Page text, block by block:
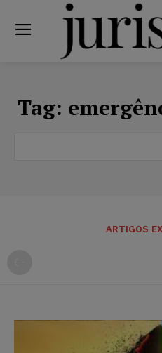
Tag:
ARTIGOS